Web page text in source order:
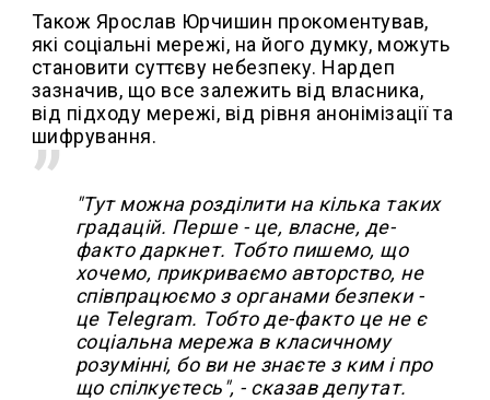
Також Ярослав Юрчишин прокоментував,
які соціальні мережі, на його думку, можуть
становити суттєву небезпеку. Нардеп
зазначив, що все залежить від власника,
від підходу мережі, від рівня анонімізації та
шифрування.
"Тут можна розділити на кілька таких
градацій. Перше - це, власне, де-
факто даркнет. Тобто пишемо, що
хочемо, прикриваємо авторство, не
співпрацюємо з органами безпеки -
це Telegram. Тобто де-факто це не є
соціальна мережа в класичному
розумінні, бо ви не знаєте з ким і про
що спілкуєтесь", - сказав депутат.